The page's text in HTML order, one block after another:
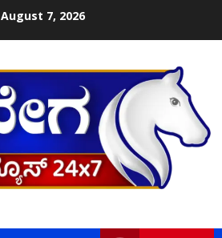
August 7, 2026